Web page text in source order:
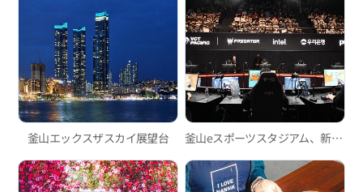
釜山エックスザスカイ展望台 釜山eスポーツスタジアム、新次元のスポーツに出会う！